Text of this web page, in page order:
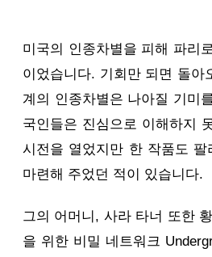
미국의 인종차별을 피해 파리
이었습니다. 기회만 되면 돌
계의 인종차별은 나아질 기미
국인들은 진심으로 이해하지
시전을 열었지만 한 작품도
마련해 주었던 적이 있습니다.
그의 어머니, 사라 타너 또한
을 위한 비밀 네트워크